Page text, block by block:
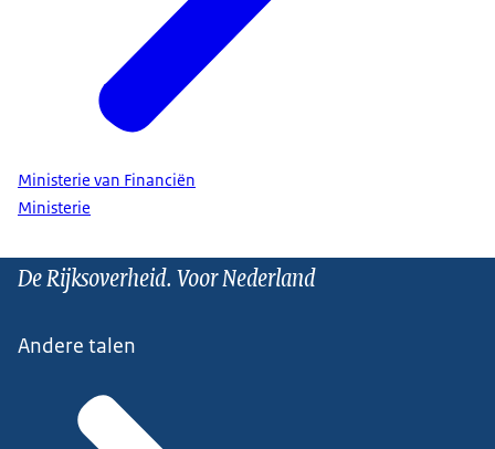
Ministerie van Financiën
Ministerie
De Rijksoverheid. Voor Nederland
Andere talen